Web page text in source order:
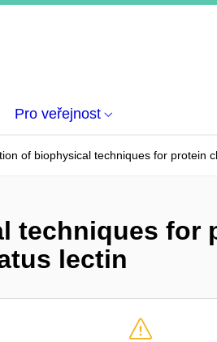
Pro veřejnost
of biophysical techniques for protein
techniques for
lectin